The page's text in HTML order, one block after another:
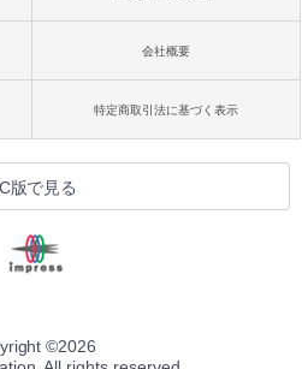
会社概要
特定商取引法に基づく表示
版で見る
©2026